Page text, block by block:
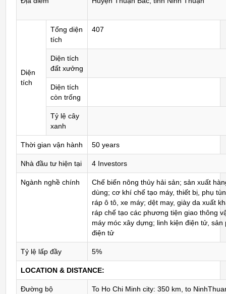
Diện
tích
Tổng diện
tích
407
Diện tích
đất xưởng
Diện tích
còn trống
Tỷ lệ cây
xanh
Thời gian vận hành 50 years
Nhà đầu tư hiện tại 4 Investors
Ngành nghề chính
Chế biến nông thủy hải sản; sản xuất
dùng; cơ khí chế tạo máy, thiết bị, phụ
ráp ô tô, xe máy; dệt may, giày da xuất
ráp chế tạo các phương tiện giao thông
máy móc xây dựng; linh kiện điện tử, sản
điện tử
Tỷ lệ lấp đầy 5%
LOCATION & DISTANCE:
Đường bộ
To Ho Chi Minh city: 350 km, to